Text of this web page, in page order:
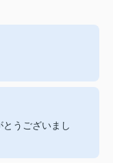
うございまし